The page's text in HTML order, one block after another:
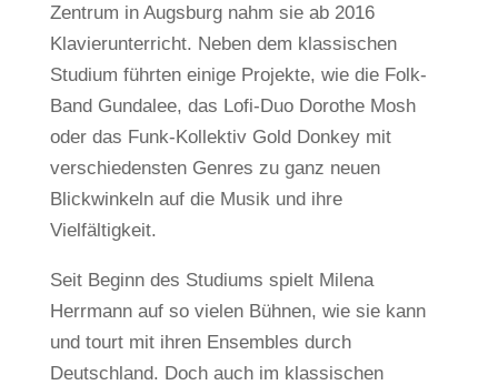
Zentrum in Augsburg nahm sie ab 2016
Klavierunterricht. Neben dem klassischen
Studium führten einige Projekte, wie die Folk-
Band Gundalee, das Lofi-Duo Dorothe Mosh
oder das Funk-Kollektiv Gold Donkey mit
verschiedensten Genres zu ganz neuen
Blickwinkeln auf die Musik und ihre
Vielfältigkeit.
Seit Beginn des Studiums spielt Milena
Herrmann auf so vielen Bühnen, wie sie kann
und tourt mit ihren Ensembles durch
Deutschland. Doch auch im klassischen